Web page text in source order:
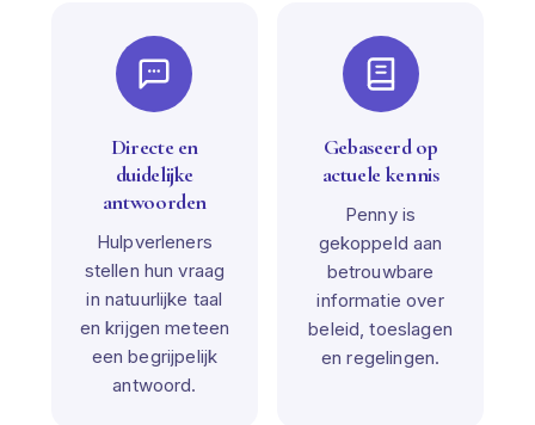
Directe en
duidelijke
antwoorden
Hulpverleners
stellen hun vraag
in natuurlijke taal
en krijgen meteen
een begrijpelijk
antwoord.
Gebaseerd op
actuele kennis
Penny is
gekoppeld aan
betrouwbare
informatie over
beleid, toeslagen
en regelingen.